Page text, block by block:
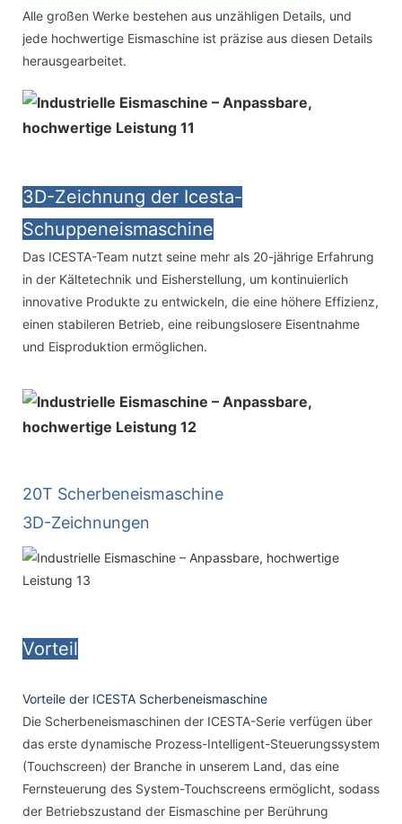
Alle großen Werke bestehen aus unzähligen Details, und
jede hochwertige Eismaschine ist präzise aus diesen Details
herausgearbeitet.
3D-Zeichnung der Icesta-
Schuppeneismaschine
Das ICESTA-Team nutzt seine mehr als 20-jährige Erfahrung
in der Kältetechnik und Eisherstellung, um kontinuierlich
innovative Produkte zu entwickeln, die eine höhere Effizienz,
einen stabileren Betrieb, eine reibungslosere Eisentnahme
und Eisproduktion ermöglichen.
20T Scherbeneismaschine
3D-Zeichnungen
Vorteil
Vorteile der ICESTA Scherbeneismaschine
Die Scherbeneismaschinen der ICESTA-Serie verfügen über
das erste dynamische Prozess-Intelligent-Steuerungssystem
(Touchscreen) der Branche in unserem Land, das eine
Fernsteuerung des System-Touchscreens ermöglicht, sodass
der Betriebszustand der Eismaschine per Berührung